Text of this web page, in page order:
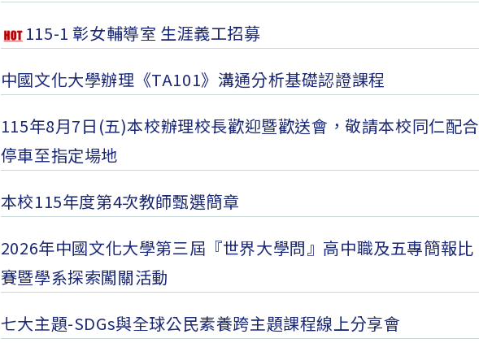
115-1 彰女輔導室 生涯義工招募
中國文化大學辦理《TA101》溝通分析基礎認證課程
115年8月7日(五)本校辦理校長歡迎暨歡送會，敬請本校同仁配合
停車至指定場地
本校115年度第4次教師甄選簡章
2026年中國文化大學第三屆『世界大學問』高中職及五專簡報比
賽暨學系探索闖關活動
七大主題-SDGs與全球公民素養跨主題課程線上分享會